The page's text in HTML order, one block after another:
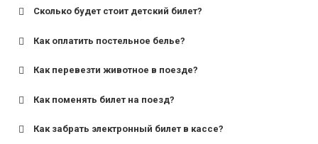
для поездов дальнего следования — от 10 лет и
для пригородных поездов — от 7 лет.
Сколько будет стоит детский билет?
Как оплатить постельное белье?
Как перевезти животное в поезде?
Как поменять билет на поезд?
Как забрать электронный билет в кассе?